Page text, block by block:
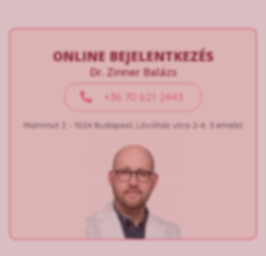
ONLINE BEJELENTKEZÉS
Dr. Zinner Balázs
+36 70 621 2443
Mammut 2 - 1024 Budapest, Lövőház utca 2-6. 5.emelet